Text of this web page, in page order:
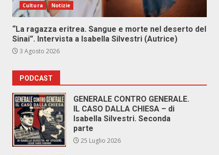
Cultura Notizie
“La ragazza eritrea. Sangue e morte nel deserto del
Sinai”. Intervista a Isabella Silvestri (Autrice)
3 Agosto 2026
PODCAST
GENERALE CONTRO GENERALE.
IL CASO DALLA CHIESA – di
Isabella Silvestri. Seconda
parte
25 Luglio 2026